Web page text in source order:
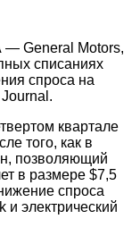
— General Motors,
списаниях
спроса на
квартале
того, как в
позволяющий
в размере $7,5
спроса
и электрический